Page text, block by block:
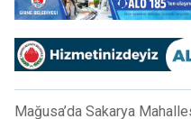
Mağusa’da Sakarya